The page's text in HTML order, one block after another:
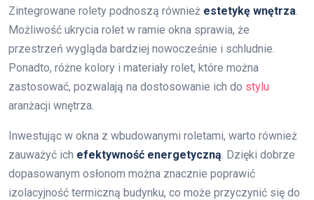
Zintegrowane rolety podnoszą również estetykę wnętrza
Możliwość ukrycia rolet w ramie okna sprawia, że
przestrzeń wygląda bardziej nowocześnie i schludnie.
Ponadto, różne kolory i materiały rolet, które można
zastosować, pozwalają na dostosowanie ich do stylu
aranżacji wnętrza.
Inwestując w okna z wbudowanymi roletami, warto również
zauważyć ich efektywność energetyczną . Dzięki dobrze
dopasowanym osłonom można znacznie poprawić
izolacyjność termiczną budynku, co może przyczynić się do